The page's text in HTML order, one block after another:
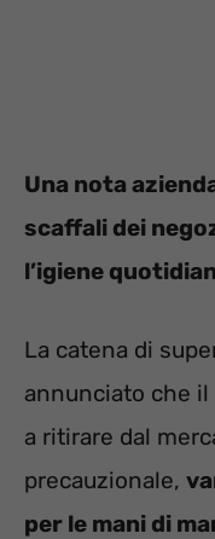
Una nota
scaffali dei
l’igiene
La catena di
annunciato che
a ritirare dal
precauzionale,
per le mani di